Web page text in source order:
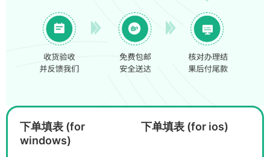
下单填表 (for
windows)
下单填表 (for ios)